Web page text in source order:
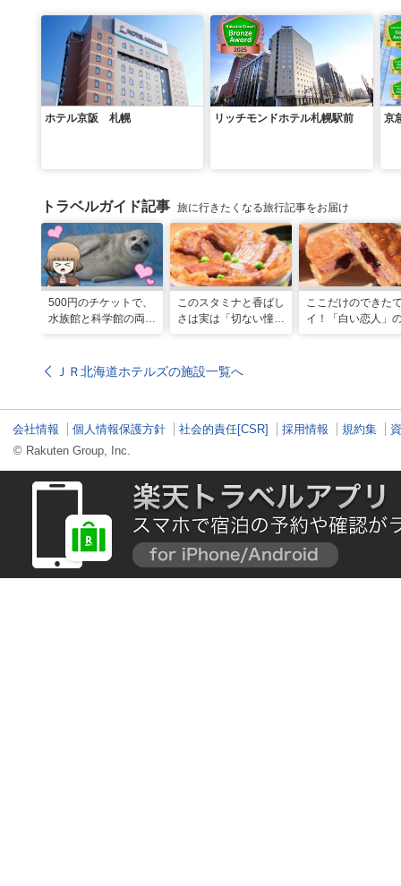
ホテル京阪 札幌 リッチモンドホテル札幌駅前 京
トラベルガイド記事 旅に行きたくなる旅行記事をお届け
500円のチケットで、
水族館と科学館の両方
このスタミナと香ばし
さは実は「切ない憧
ツ
ここだけのできた
イ！「白い恋人」
ＪＲ北海道ホテルズの施設一覧へ
会社情報 個人情報保護方針 社会的責任[CSR] 採用情報 規約集
© Rakuten Group, Inc.